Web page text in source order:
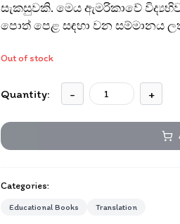
සැකසුවකි. මෙය ඇමරිකාවේ
පොත් පෙළ සඳහා වන සම්මානය
Out of stock
Quantity: - +
Categories:
Educational Books Translation